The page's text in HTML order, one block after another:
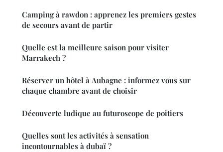
Camping à rawdon : apprenez les premiers gestes
de secours avant de partir
Quelle est la meilleure saison pour visiter
Marrakech ?
Réserver un hôtel à Aubagne : informez vous sur
chaque chambre avant de choisir
Découverte ludique au futuroscope de poitiers
Quelles sont les activités à sensation
incontournables à dubaï ?